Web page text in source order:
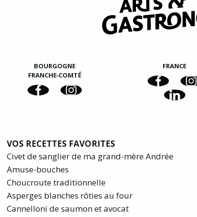
BOURGOGNE
FRANCHE‑COMTÉ
FRANCE
VOS RECETTES FAVORITES
Civet de sanglier de ma grand-mère Andrée
Amuse-bouches
Choucroute traditionnelle
Asperges blanches rôties au four
Cannelloni de saumon et avocat